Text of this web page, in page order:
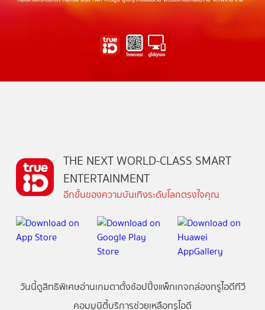
THE NEXT WORLD-CLASS SMART
ENTERTAINMENT
อีกขั้นของความบันเทิงระดับโลกตรงใจคุณ
วันนี้ดูสิทธิพิเศษอ่านเกมตาตั้งช้อปปิ้งแพ็กเกจกล่องทรูไอดีทีวี
คอมมูนิตี้บริการช่วยเหลือทรูไอดี